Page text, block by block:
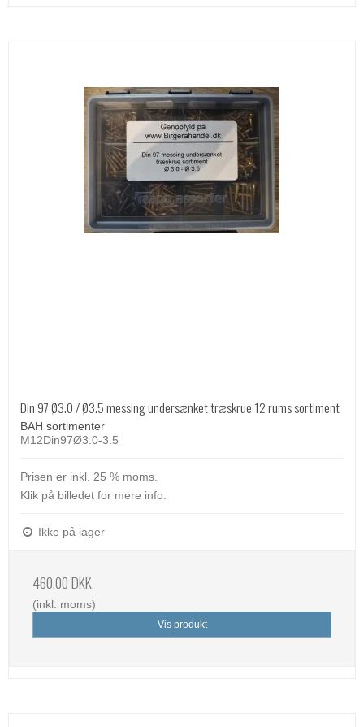
Din 97 Ø3.0 / Ø3.5 messing undersænket træskrue 12 rums sortiment
BAH sortimenter
M12Din97Ø3.0-3.5
Prisen er inkl. 25 % moms.
Klik på billedet for mere info.
Ikke på lager
460,00 DKK
(inkl. moms)
Vis produkt